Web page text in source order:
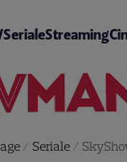
SerialeStreaming
/ Seriale/